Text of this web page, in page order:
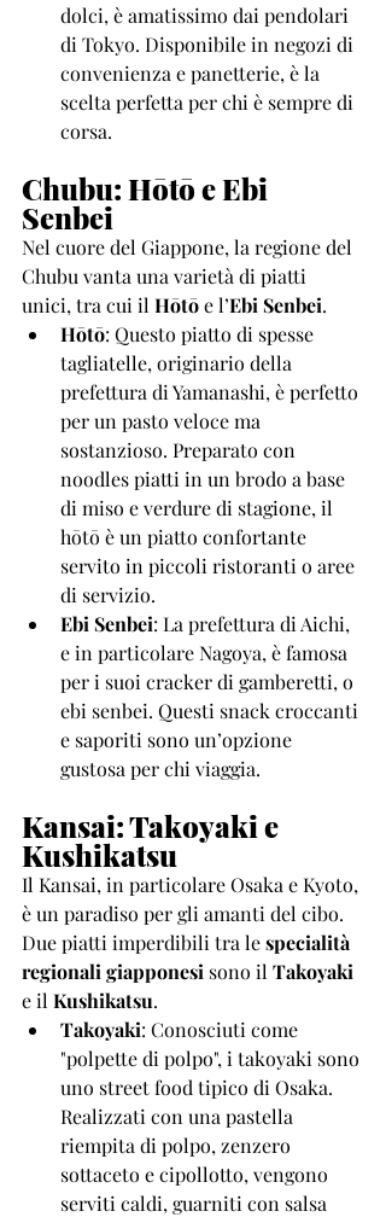
dolci, è amatissimo dai pendolari
di Tokyo. Disponibile in negozi di
convenienza e panetterie, è la
scelta perfetta per chi è sempre di
corsa.
Chubu: Hōtō e Ebi
Senbei
Nel cuore del Giappone, la regione del
Chubu vanta una varietà di piatti
unici, tra cui il Hōtō e l’Ebi Senbei.
Hōtō: Questo piatto di spesse
tagliatelle, originario della
prefettura di Yamanashi, è perfetto
per un pasto veloce ma
sostanzioso. Preparato con
noodles piatti in un brodo a base
di miso e verdure di stagione, il
hōtō è un piatto confortante
servito in piccoli ristoranti o aree
di servizio.
Ebi Senbei: La prefettura di Aichi,
e in particolare Nagoya, è famosa
per i suoi cracker di gamberetti, o
ebi senbei. Questi snack croccanti
e saporiti sono un’opzione
gustosa per chi viaggia.
Kansai: Takoyaki e
Kushikatsu
Il Kansai, in particolare Osaka e Kyoto,
è un paradiso per gli amanti del cibo.
Due piatti imperdibili tra le specialità
regionali giapponesi sono il Takoyaki
e il Kushikatsu.
Takoyaki: Conosciuti come
"polpette di polpo", i takoyaki sono
uno street food tipico di Osaka.
Realizzati con una pastella
riempita di polpo, zenzero
sottaceto e cipollotto, vengono
serviti caldi, guarniti con salsa